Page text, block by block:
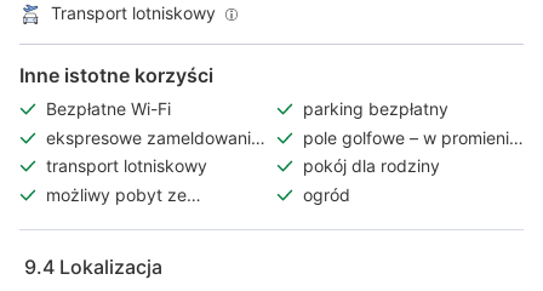
Transport lotniskowy
Inne istotne korzyści
Bezpłatne Wi-Fi
parking bezpłatny
ekspresowe zameldowanie
i wymeldowanie
pole golfowe – w promieniu
3 km
transport lotniskowy
pokój dla rodziny
możliwy pobyt ze
ogród
9.4 Lokalizacja